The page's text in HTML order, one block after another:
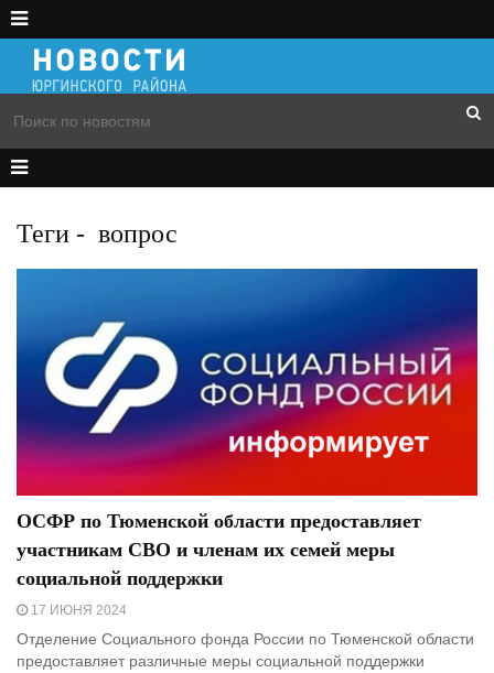
Теги - вопрос
ОСФР по Тюменской области предоставляет
участникам СВО и членам их семей меры
социальной поддержки
17 ИЮНЯ 2024
Отделение Социального фонда России по Тюменской области
предоставляет различные меры социальной поддержки